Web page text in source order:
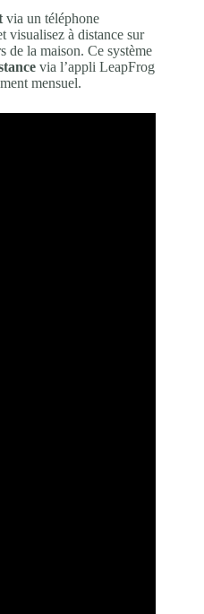
via un téléphone
visualisez à distance sur
de la maison. Ce système
via l’appli LeapFrog
mensuel.